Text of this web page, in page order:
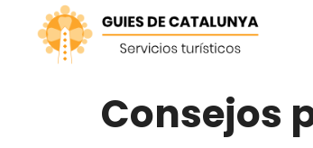
Saltar
contenido
Consejos